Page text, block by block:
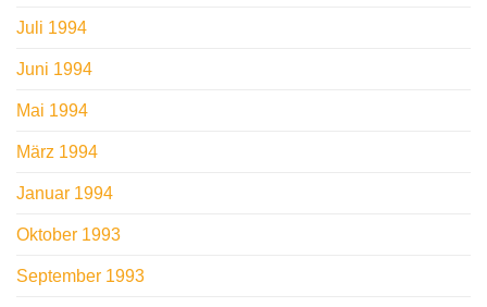
Juli 1994
Juni 1994
Mai 1994
März 1994
Januar 1994
Oktober 1993
September 1993